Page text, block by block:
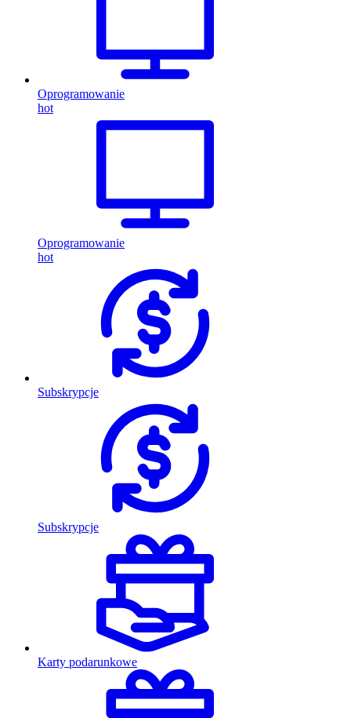
Oprogramowanie
hot
Oprogramowanie
hot
Subskrypcje
Subskrypcje
Karty podarunkowe